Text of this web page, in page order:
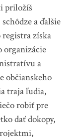
priložíš
a ďalšie
registra získa
organizácie
a
občianskeho
traja ľudia,
robiť pre
dať dokopy,